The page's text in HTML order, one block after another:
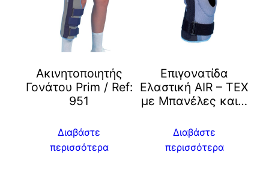
Ακινητοποιητής
Γονάτου Prim / Ref:
951
Διαβάστε
περισσότερα
Επιγονατίδα
Ελαστική ΑΙR – TEX
με Μπανέλες και…
Διαβάστε
περισσότερα